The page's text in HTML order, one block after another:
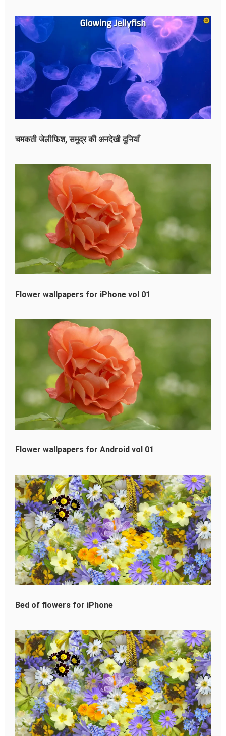
चमकती जेलीफिश, समुद्र की अनदेखी दुनियाँ
Flower wallpapers for iPhone vol 01
Flower wallpapers for Android vol 01
Bed of flowers for iPhone